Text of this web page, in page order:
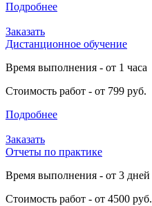
Подробнее
Заказать
Дистанционное обучение
Время выполнения - от 1 часа
Стоимость работ - от 799 руб.
Подробнее
Заказать
Отчеты по практике
Время выполнения - от 3 дней
Стоимость работ - от 4500 руб.